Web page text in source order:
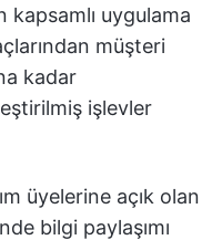
kapsamlı uygulama
müşteri
kadar
işlevler
üyelerine açık olan
bilgi paylaşımı